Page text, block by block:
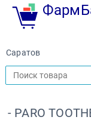
Саратов
- PARO